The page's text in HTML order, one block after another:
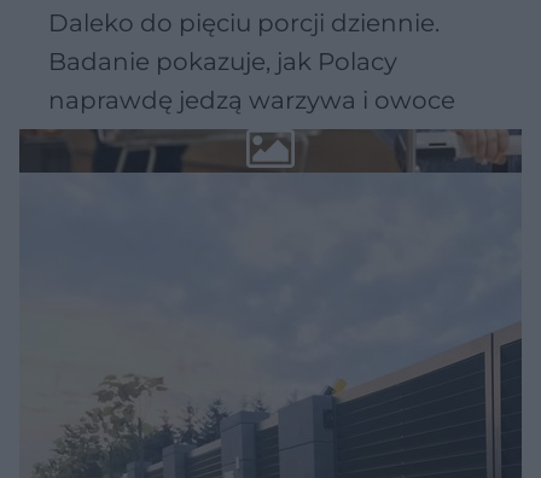
Daleko do pięciu porcji dziennie.
Badanie pokazuje, jak Polacy
naprawdę jedzą warzywa i owoce